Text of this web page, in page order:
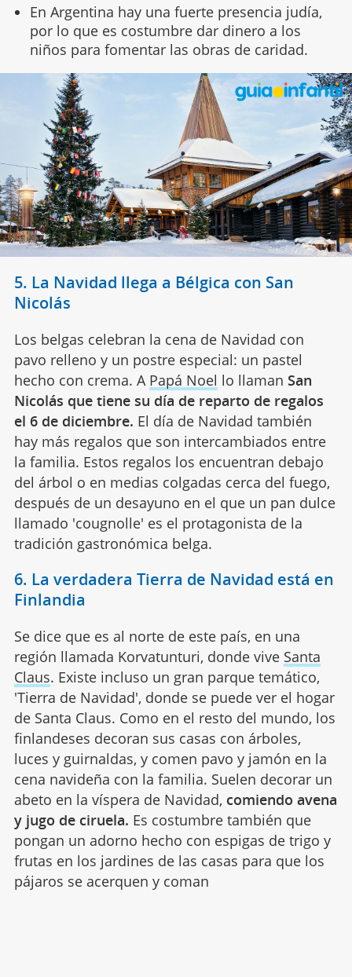
En Argentina hay una fuerte presencia judía,
por lo que es costumbre dar dinero a los
niños para fomentar las obras de caridad.
5. La Navidad llega a Bélgica con San
Nicolás
Los belgas celebran la cena de Navidad con
pavo relleno y un postre especial: un pastel
hecho con crema. A Papá Noel lo llaman San
Nicolás que tiene su día de reparto de regalos
el 6 de diciembre. El día de Navidad también
hay más regalos que son intercambiados entre
la familia. Estos regalos los encuentran debajo
del árbol o en medias colgadas cerca del fuego,
después de un desayuno en el que un pan dulce
llamado 'cougnolle' es el protagonista de la
tradición gastronómica belga.
6. La verdadera Tierra de Navidad está en
Finlandia
Se dice que es al norte de este país, en una
región llamada Korvatunturi, donde vive Santa
Claus. Existe incluso un gran parque temático,
'Tierra de Navidad', donde se puede ver el hogar
de Santa Claus. Como en el resto del mundo, los
finlandeses decoran sus casas con árboles,
luces y guirnaldas, y comen pavo y jamón en la
cena navideña con la familia. Suelen decorar un
abeto en la víspera de Navidad, comiendo avena
y jugo de ciruela. Es costumbre también que
pongan un adorno hecho con espigas de trigo y
frutas en los jardines de las casas para que los
pájaros se acerquen y coman